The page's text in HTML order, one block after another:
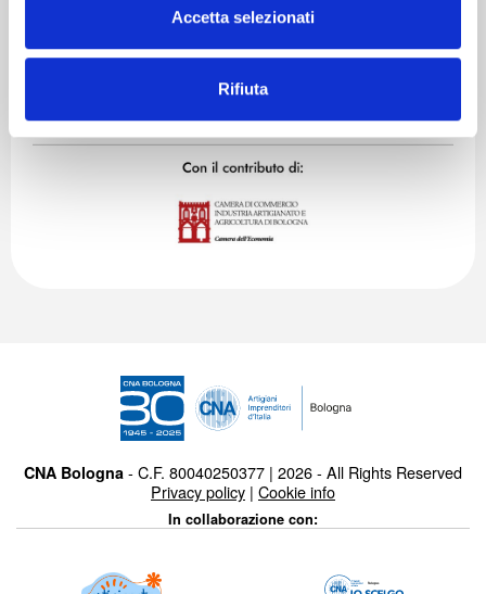
Accetta selezionati
Rifiuta
CNA Bologna - C.F. 80040250377 | 2026 - All Rights Reserved
Privacy policy | Cookie info
In collaborazione con: